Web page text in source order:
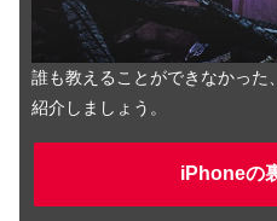
誰も教えることができなかっ
紹介しましょう。
iPhoneの